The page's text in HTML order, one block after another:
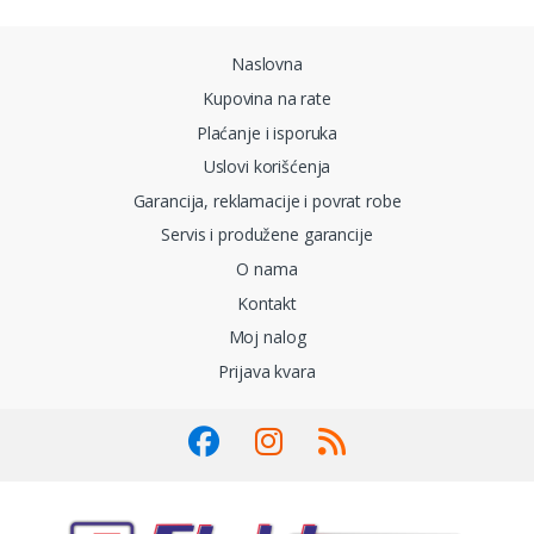
Naslovna
Kupovina na rate
Plaćanje i isporuka
Uslovi korišćenja
Garancija, reklamacije i povrat robe
Servis i produžene garancije
O nama
Kontakt
Moj nalog
Prijava kvara